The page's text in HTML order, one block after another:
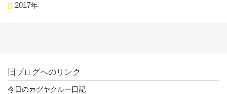
2017年
旧ブログへのリンク
今日のカグヤクルー日記